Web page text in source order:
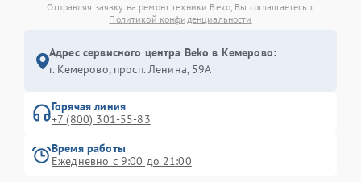
Отправляя заявку на ремонт техники Beko, Вы соглашаетесь с
Политикой конфиденциальности
Адрес сервисного центра Beko в Кемерово:
г. Кемерово, просп. Ленина, 59А
Горячая линия
+7 (800) 301-55-83
Время работы
Ежедневно с 9:00 до 21:00